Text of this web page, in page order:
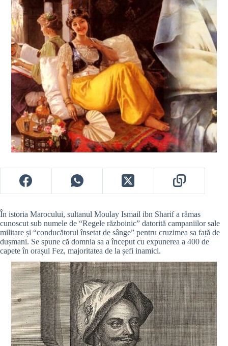
În istoria Marocului, sultanul Moulay Ismail ibn Sharif a rămas
cunoscut sub numele de “Regele războinic” datorită campaniilor sale
militare și “conducătorul însetat de sânge” pentru cruzimea sa față de
dușmani. Se spune că domnia sa a început cu expunerea a 400 de
capete în orașul Fez, majoritatea de la șefi inamici.